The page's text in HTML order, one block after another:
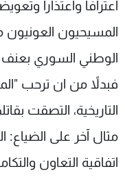
اعترافاً واعتذاراً
المسيحيون العونيون
الوطني السوري بعنف
فبدلاً من ان ترحب
التاريخية، التصقت
مثال آخر على الضياع:
اتفاقية التعاون